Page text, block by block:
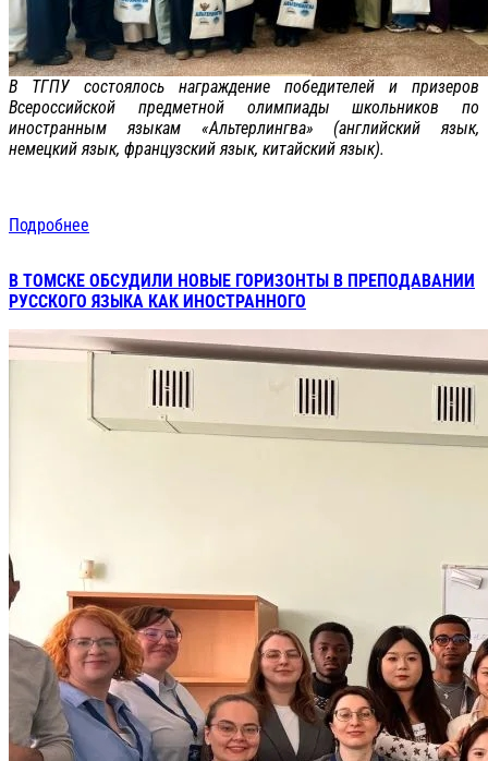
В ТГПУ состоялось награждение победителей и призеров
Всероссийской предметной олимпиады школьников по
иностранным языкам «Альтерлингва» (английский язык,
немецкий язык, французский язык, китайский язык).
Подробнее
В ТОМСКЕ ОБСУДИЛИ НОВЫЕ ГОРИЗОНТЫ В ПРЕПОДАВАНИИ
РУССКОГО ЯЗЫКА КАК ИНОСТРАННОГО